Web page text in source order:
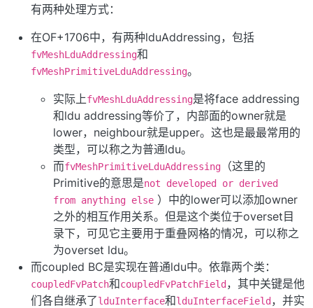
有两种处理方式：
在OF+1706中，有两种lduAddressing，包括
fvMeshLduAddressing和
fvMeshPrimitiveLduAddressing。
实际上fvMeshLduAddressing是将face addressing
和ldu addressing等价了，内部面的owner就是
lower，neighbour就是upper。这也是最最常用的
类型，可以称之为普通ldu。
而fvMeshPrimitiveLduAddressing
（这里的
Primitive的意思是not developed or derived
from anything else ）中的lower可以添加owner
之外的相互作用关系。但是这个类位于overset目
录下，可见它主要用于重叠网格的情况，可以称之
为overset ldu。
而coupled BC是实现在普通ldu中。依靠两个类：
coupledFvPatch和coupledFvPatchField ，其中关键是他
们各自继承了lduInterface和lduInterfaceField ，并实